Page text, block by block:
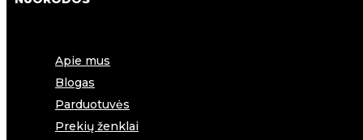
Apie mus
Blogas
Parduotuvės
Prekių ženklai